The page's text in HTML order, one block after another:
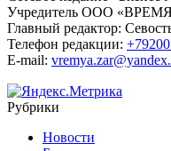
Учредитель ООО
Главный редактор:
Телефон редакции:
E-mail:
Рубрики
Новости